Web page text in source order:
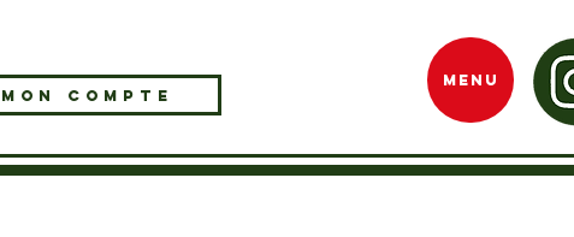
MON COMPTE
MENU